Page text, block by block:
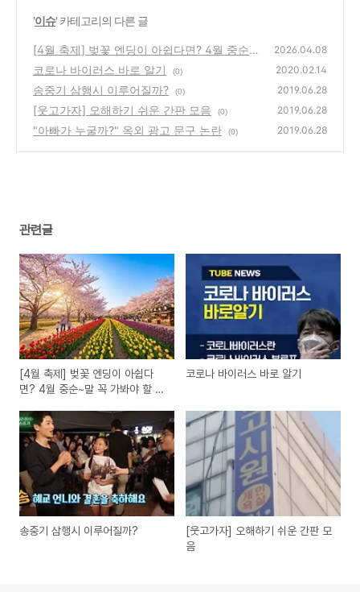
'이슈' 카테고리의 다른 글
[4월 축제] 벚꽃 엔딩이 아쉽다면? 4월 중순~
말 꼭 가봐야 할 전국 축제 BEST 7
2026.04.08
코로나 바이러스 바로 알기 (0) 2020.02.14
송중기 삼행시 이루어질까? (0) 2019.06.28
[웃고가자] 오해하기 쉬운 간판 모음 (0) 2019.06.28
"아빠가 누굴까?" 옥외 광고 문구 논란 (0) 2019.06.28
관련글
[4월 축제] 벚꽃 엔딩이 아쉽다
면? 4월 중순~말 꼭 가봐야 할 전
코로나 바이러스 바로 알기
송중기 삼행시 이루어질까?
[웃고가자] 오해하기 쉬운 간판 모
음